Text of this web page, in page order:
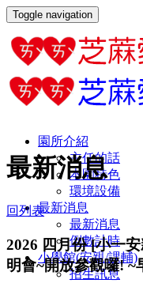
Toggle navigation
園所介紹
主任的話
本園特色
環境設備
最新消息
最新消息
倒數計時
小學館(安親/課輔)
招生訊息
最新消息
回列表
2026 四月份 [小一
明會~開放參觀囉!